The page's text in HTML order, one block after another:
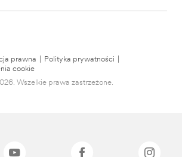
prawna Polityka prywatności
cookie
Wszelkie prawa zastrzeżone.